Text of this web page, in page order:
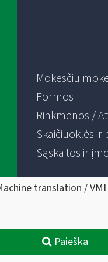
Mokesčių
Formos
Rinkmenos /
Skaičiuoklės ir
Sąskaitos ir
translation /
Paieška